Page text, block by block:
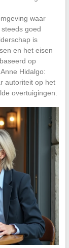
waar
goed
is
en het eisen
op
Hidalgo:
autoriteit op het
overtuigingen.